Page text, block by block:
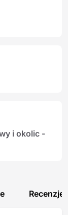
i okolic -
Recenzje